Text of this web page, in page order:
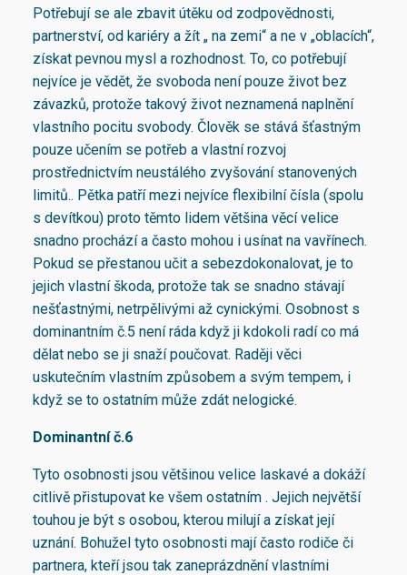
Potřebují se ale zbavit útěku od zodpovědnosti,
partnerství, od kariéry a žít „ na zemi“ a ne v „oblacích“,
získat pevnou mysl a rozhodnost. To, co potřebují
nejvíce je vědět, že svoboda není pouze život bez
závazků, protože takový život neznamená naplnění
vlastního pocitu svobody. Člověk se stává šťastným
pouze učením se potřeb a vlastní rozvoj
prostřednictvím neustálého zvyšování stanovených
limitů.. Pětka patří mezi nejvíce flexibilní čísla (spolu
s devítkou) proto těmto lidem většina věcí velice
snadno prochází a často mohou i usínat na vavřínech.
Pokud se přestanou učit a sebezdokonalovat, je to
jejich vlastní škoda, protože tak se snadno stávají
nešťastnými, netrpělivými až cynickými. Osobnost s
dominantním č.5 není ráda když ji kdokoli radí co má
dělat nebo se ji snaží poučovat. Raději věci
uskutečním vlastním způsobem a svým tempem, i
když se to ostatním může zdát nelogické.
Dominantní č.6
Tyto osobnosti jsou většinou velice laskavé a dokáží
citlivě přistupovat ke všem ostatním . Jejich největší
touhou je být s osobou, kterou milují a získat její
uznání. Bohužel tyto osobnosti mají často rodiče či
partnera, kteří jsou tak zaneprázdnění vlastními